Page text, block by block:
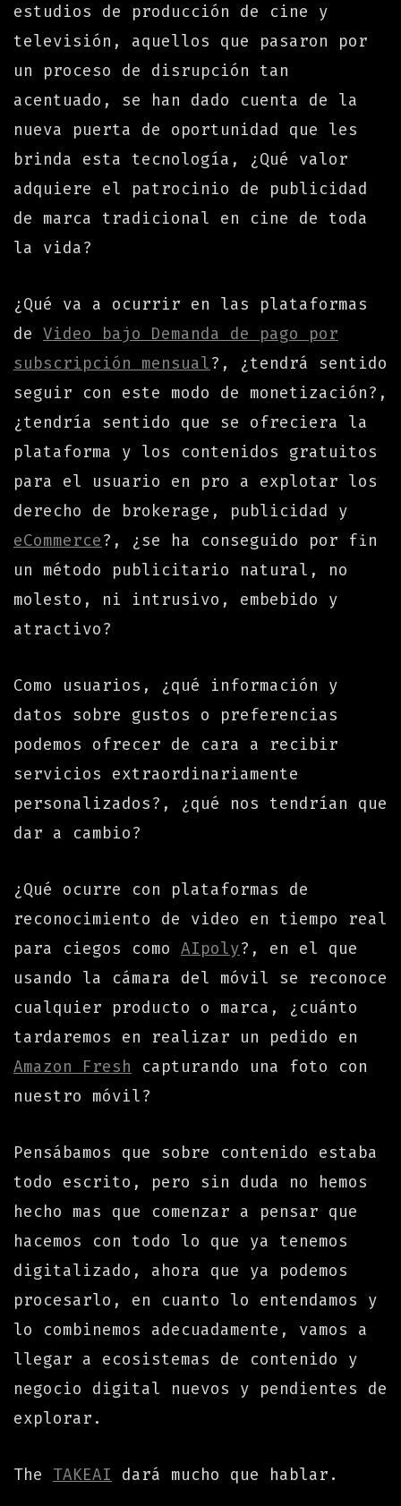
estudios de producción de cine y
televisión, aquellos que pasaron por
un proceso de disrupción tan
acentuado, se han dado cuenta de la
nueva puerta de oportunidad que les
brinda esta tecnología, ¿Qué valor
adquiere el patrocinio de publicidad
de marca tradicional en cine de toda
la vida?
¿Qué va a ocurrir en las plataformas
de Video bajo Demanda de pago por
subscripción mensual?, ¿tendrá sentido
seguir con este modo de monetización?,
¿tendría sentido que se ofreciera la
plataforma y los contenidos gratuitos
para el usuario en pro a explotar los
derecho de brokerage, publicidad y
eCommerce?, ¿se ha conseguido por fin
un método publicitario natural, no
molesto, ni intrusivo, embebido y
atractivo?
Como usuarios, ¿qué información y
datos sobre gustos o preferencias
podemos ofrecer de cara a recibir
servicios extraordinariamente
personalizados?, ¿qué nos tendrían que
dar a cambio?
¿Qué ocurre con plataformas de
reconocimiento de video en tiempo real
para ciegos como AIpoly?, en el que
usando la cámara del móvil se reconoce
cualquier producto o marca, ¿cuánto
tardaremos en realizar un pedido en
Amazon Fresh capturando una foto con
nuestro móvil?
Pensábamos que sobre contenido estaba
todo escrito, pero sin duda no hemos
hecho mas que comenzar a pensar que
hacemos con todo lo que ya tenemos
digitalizado, ahora que ya podemos
procesarlo, en cuanto lo entendamos y
lo combinemos adecuadamente, vamos a
llegar a ecosistemas de contenido y
negocio digital nuevos y pendientes de
explorar.
The TAKEAI dará mucho que hablar.